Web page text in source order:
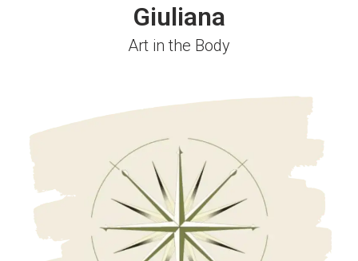
Giuliana
Art in the Body